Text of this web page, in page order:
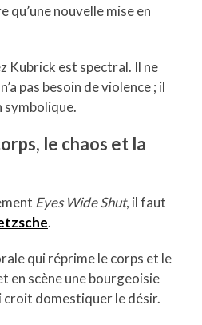
qu’une nouvelle mise en
Kubrick est spectral. Il ne
pas besoin de violence ; il
symbolique.
le chaos et la
Eyes Wide Shut, il faut
.
qui réprime le corps et le
en scène une bourgeoisie
croit domestiquer le désir.